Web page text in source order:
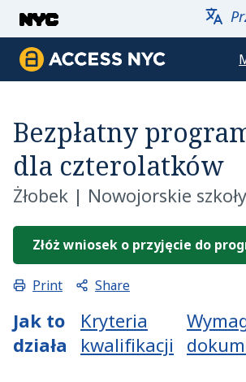
Przejdź do głównej
ACCESS NYC
Bezpłatny
dla czterolatków
Żłobek | Nowojorskie
Złóż wniosek o przyjęcie do
Print Share
Jak to
działa
Kryteria
kwalifikacji